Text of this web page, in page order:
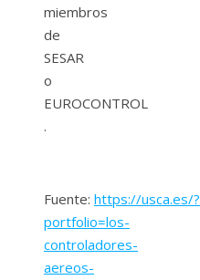
miembros
de
SESAR
o
EUROCONTROL
.
Fuente: https://usca.es/?
portfolio=los-
controladores-
aereos-